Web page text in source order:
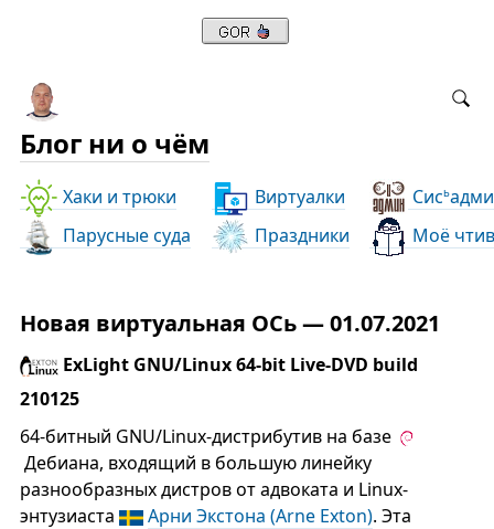
Блог ни о чём
Хаки и трюки Виртуалки Сись
Парусные суда
Праздники Моё
Новая виртуальная ОСь — 01.07.2021
ExLight GNU/Linux 64-bit Live-DVD build
210125
64-битный GNU/Linux-дистрибутив на базе
Дебиана, входящий в большую линейку
разнообразных дистров от адвоката и Linux-
энтузиаста
Арни Экстона (Arne Exton). Эта